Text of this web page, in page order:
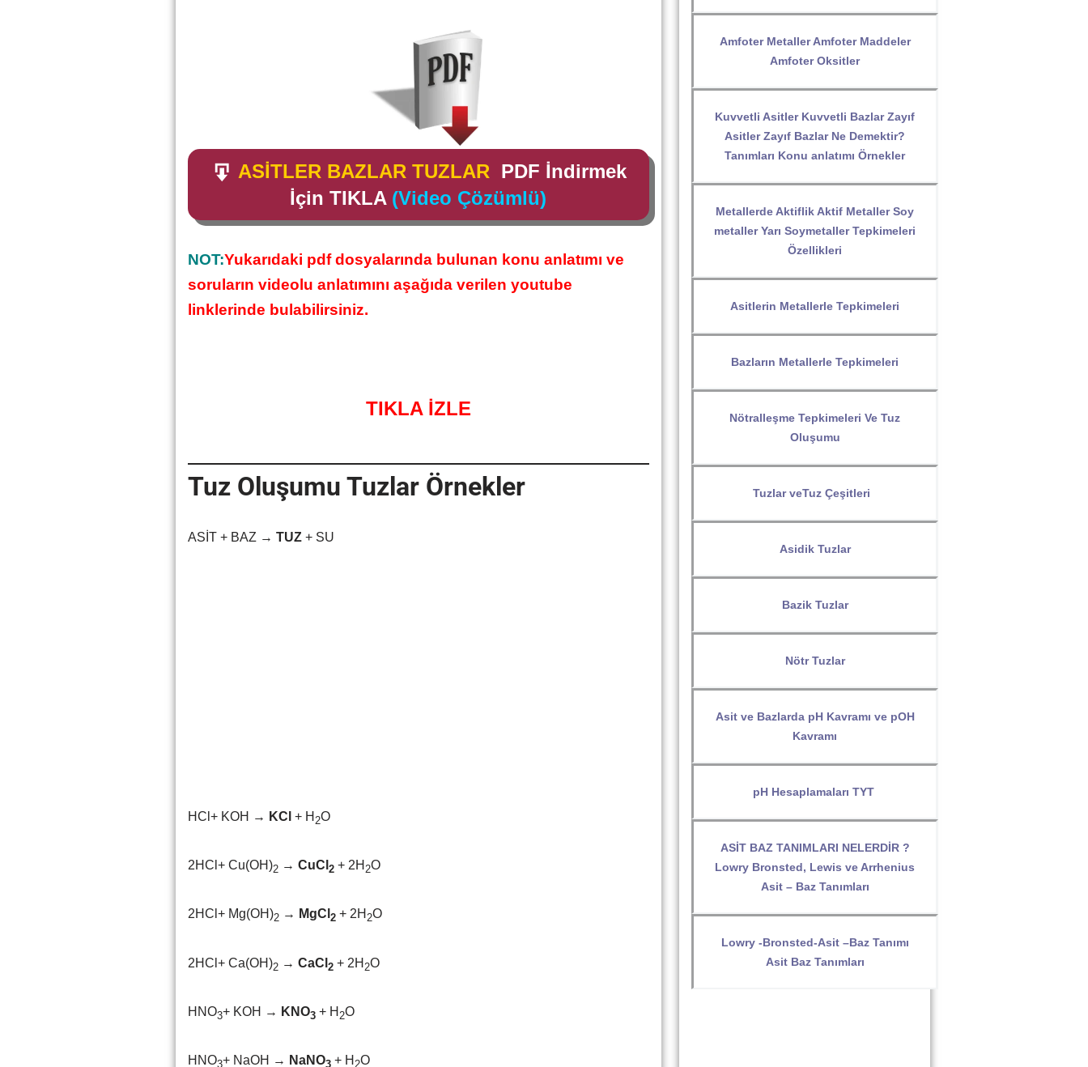
ASİTLER BAZLAR TUZLAR PDF İndirmek
İçin TIKLA (Video Çözümlü)
NOT:Yukarıdaki pdf dosyalarında bulunan konu anlatımı ve
soruların videolu anlatımını aşağıda verilen youtube
linklerinde bulabilirsiniz.
TIKLA İZLE
Tuz Oluşumu Tuzlar Örnekler
ASİT + BAZ → TUZ+ SU
HCl+ KOH → KCl + H 2O
2HCl+ Cu(OH)2→ CuCl 2+ 2H 2O
2HCl+ Mg(OH)2→ MgCl 2 + 2H 2O
2HCl+ Ca(OH)2→ CaCl 2 + 2H 2O
HNO3+ KOH → KNO3 + H 2O
HNO3+ NaOH → NaNO3+ H 2O
Amfoter Metaller Amfoter Maddeler
Amfoter Oksitler
Kuvvetli Asitler Kuvvetli Bazlar Zayıf
Asitler Zayıf Bazlar Ne Demektir?
Tanımları Konu anlatımı Örnekler
Metallerde Aktiflik Aktif Metaller Soy
metaller Yarı Soymetaller Tepkimeleri
Özellikleri
Asitlerin Metallerle Tepkimeleri
Bazların Metallerle Tepkimeleri
Nötralleşme Tepkimeleri Ve Tuz
Oluşumu
Tuzlar veTuz Çeşitleri
Asidik Tuzlar
Bazik Tuzlar
Nötr Tuzlar
Asit ve Bazlarda pH Kavramı ve pOH
Kavramı
pH Hesaplamaları TYT
ASİT BAZ TANIMLARI NELERDİR ?
Lowry Bronsted, Lewis ve Arrhenius
Asit – Baz Tanımları
Lowry -Bronsted-Asit –Baz Tanımı
Asit Baz Tanımları